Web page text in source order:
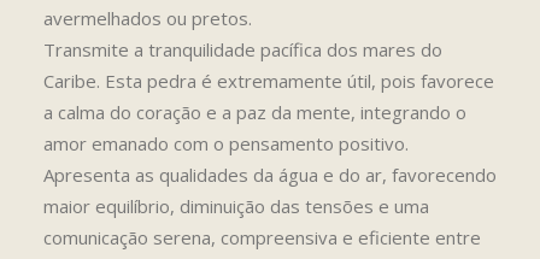
avermelhados ou pretos.
Transmite a tranquilidade pacífica dos mares do
Caribe. Esta pedra é extremamente útil, pois favorece
a calma do coração e a paz da mente, integrando o
amor emanado com o pensamento positivo.
Apresenta as qualidades da água e do ar, favorecendo
maior equilíbrio, diminuição das tensões e uma
comunicação serena, compreensiva e eficiente entre